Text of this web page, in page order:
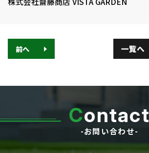
前へ 一覧へ
Contact
-お問い合わせ-